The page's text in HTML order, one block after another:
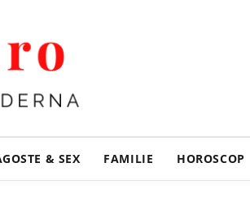
& SEX FAMILIE HOROSCOP